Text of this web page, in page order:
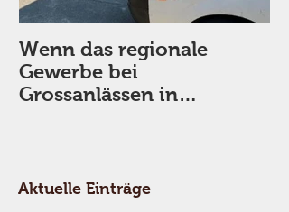
Wenn das regionale
Gewerbe bei
Grossanlässen in
Aktuelle Einträge